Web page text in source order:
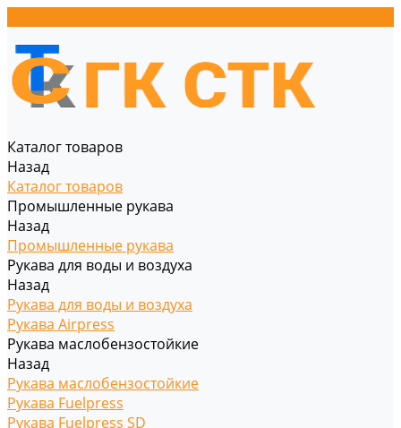
Каталог товаров
Назад
Каталог товаров
Промышленные рукава
Назад
Промышленные рукава
Рукава для воды и воздуха
Назад
Рукава для воды и воздуха
Рукава Airpress
Рукава маслобензостойкие
Назад
Рукава маслобензостойкие
Рукава Fuelpress
Рукава Fuelpress SD